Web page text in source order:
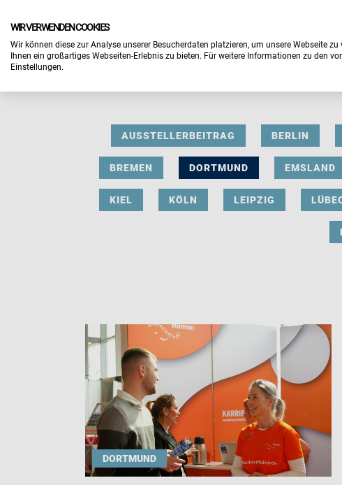
AUSSTELLERBEITRAG BERLIN
BREMEN DORTMUND EMSLAND
KIEL KÖLN LEIPZIG
DORTMUND
WIR VERWENDEN COOKIES
Wir können diese zur Analyse unserer Besucherdaten platzieren, um unsere Webseite
Ihnen ein großartiges Webseiten-Erlebnis zu bieten. Für weitere Informationen zu den
Einstellungen.